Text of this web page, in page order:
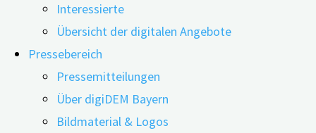
Interessierte
Übersicht der digitalen Angebote
Pressebereich
Pressemitteilungen
Über digiDEM Bayern
Bildmaterial & Logos
Übersichtsarbeit aus London liefert hierauf
Antworten.
Das Forschungsteam analysierte 33
Studien weltweit und identifizierte dabei
drei Kernelemente, die für eine